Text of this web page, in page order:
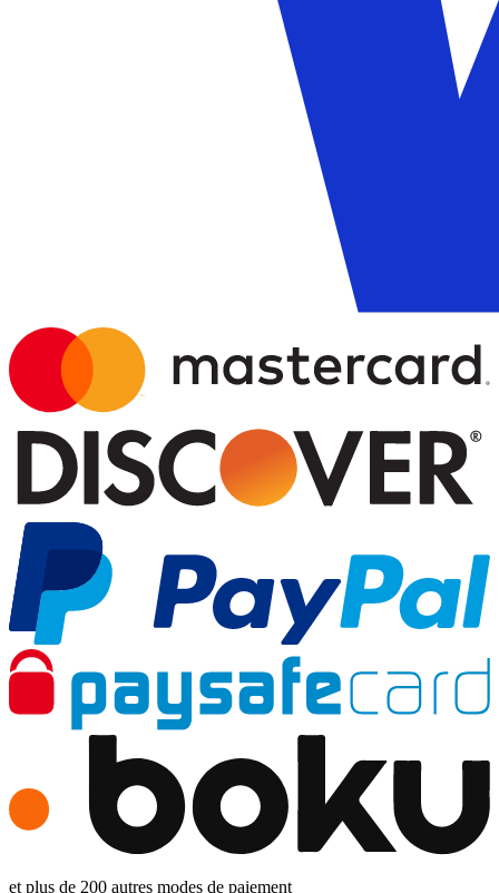
et plus de 200 autres modes de paiement